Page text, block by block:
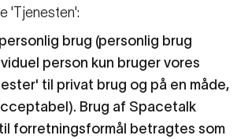
'Tjenesten':
brug (personlig brug
person kun bruger vores
til privat brug og på en måde,
Brug af Spacetalk
forretningsformål betragtes som